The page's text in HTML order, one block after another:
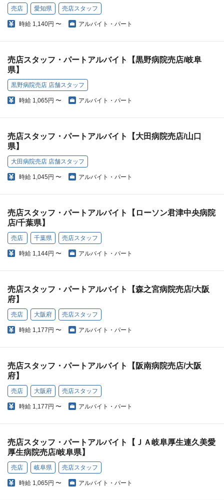
売店 愛知県 売店スタッフ
時給 1,140円 〜 アルバイト・パート
売店スタッフ・パートアルバイト【黒野病院売店/岐阜
県】
黒野病院売店 店舗スタッフ
時給 1,065円 〜 アルバイト・パート
売店スタッフ・パートアルバイト【大田病院売店/山口
県】
大田病院売店 店舗スタッフ
時給 1,045円 〜 アルバイト・パート
売店スタッフ・パートアルバイト【ローソン君津中央病院
店/千葉県】
売店 千葉県 売店スタッフ
時給 1,144円 〜 アルバイト・パート
売店スタッフ・パートアルバイト【森之宮病院売店/大阪
府】
売店 大阪府 売店スタッフ
時給 1,177円 〜 アルバイト・パート
売店スタッフ・パートアルバイト【阪南病院売店/大阪
府】
売店 大阪府 売店スタッフ
時給 1,177円 〜 アルバイト・パート
売店スタッフ・パートアルバイト【ＪＡ岐阜厚生連久美愛
厚生病院売店/岐阜県】
売店 岐阜県 売店スタッフ
時給 1,065円 〜 アルバイト・パート